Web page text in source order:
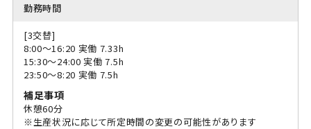
勤務時間
[3交替]
8:00〜16:20 実働 7.33h
15:30〜24:00 実働 7.5h
23:50〜8:20 実働 7.5h
補足事項
休憩60分
※生産状況に応じて所定時間の変更の可能性があります